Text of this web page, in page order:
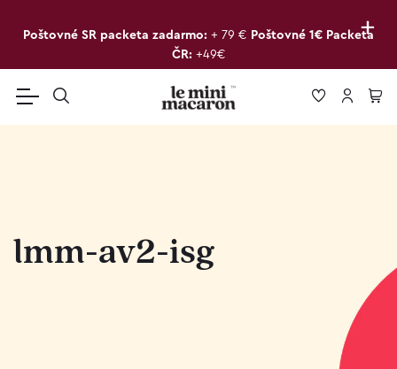
+
Poštovné SR packeta zadarmo: + 79 € Poštovné 1€ Packeta
ČR: +49€
lmm-av2-isg